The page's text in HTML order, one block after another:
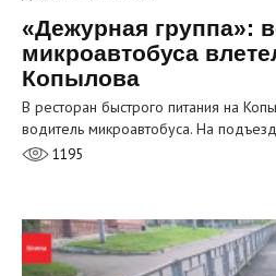
«Дежурная группа»:
микроавтобуса
Копылова
В ресторан быстрого питания на
водитель микроавтобуса. На
1195